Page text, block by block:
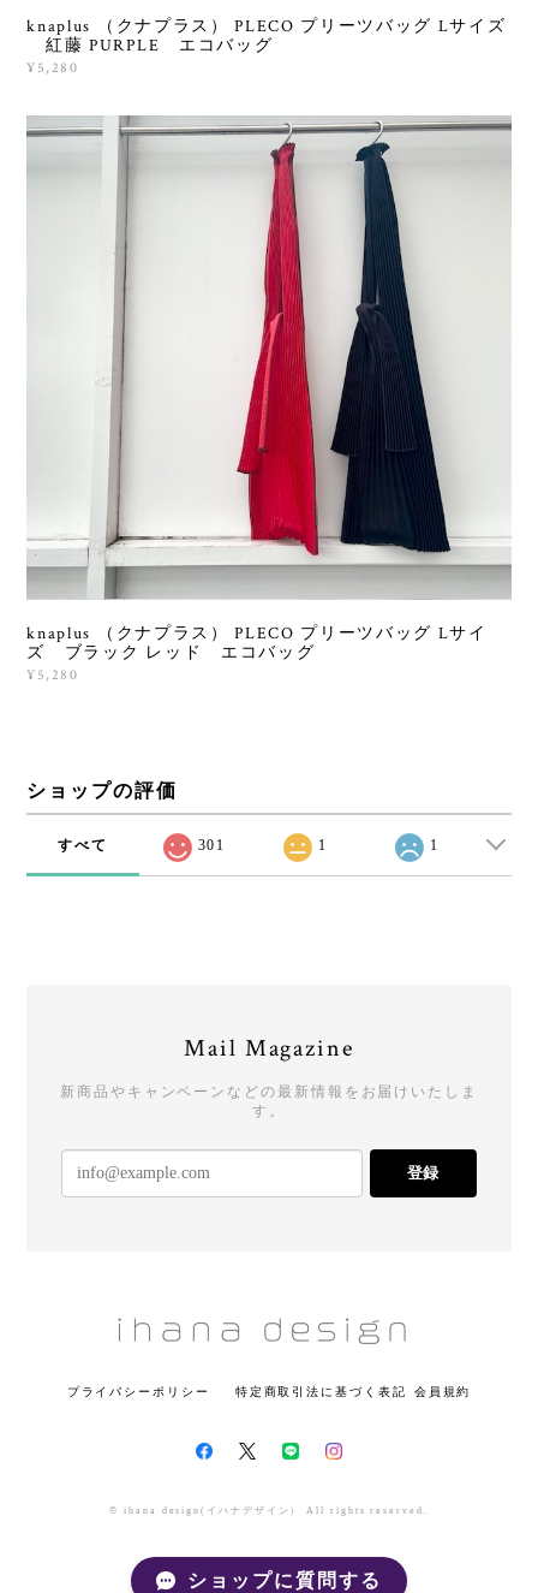
knaplus （クナプラス） PLECO プリーツバッグ Lサイズ
紅藤 PURPLE エコバッグ
¥5,280
knaplus （クナプラス） PLECO プリーツバッグ Lサイ
ズ ブラック レッド エコバッグ
¥5,280
ショップの評価
すべて 301 1 1
Mail Magazine
新商品やキャンペーンなどの最新情報をお届けいたしま
す。
登録
プライバシーポリシー 特定商取引法に基づく表記 会員規約
© ihana design(イハナデザイン） All rights reserved.
ショップに質問する